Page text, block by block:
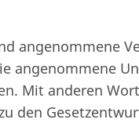
angenommene
angenommene
Mit anderen
den